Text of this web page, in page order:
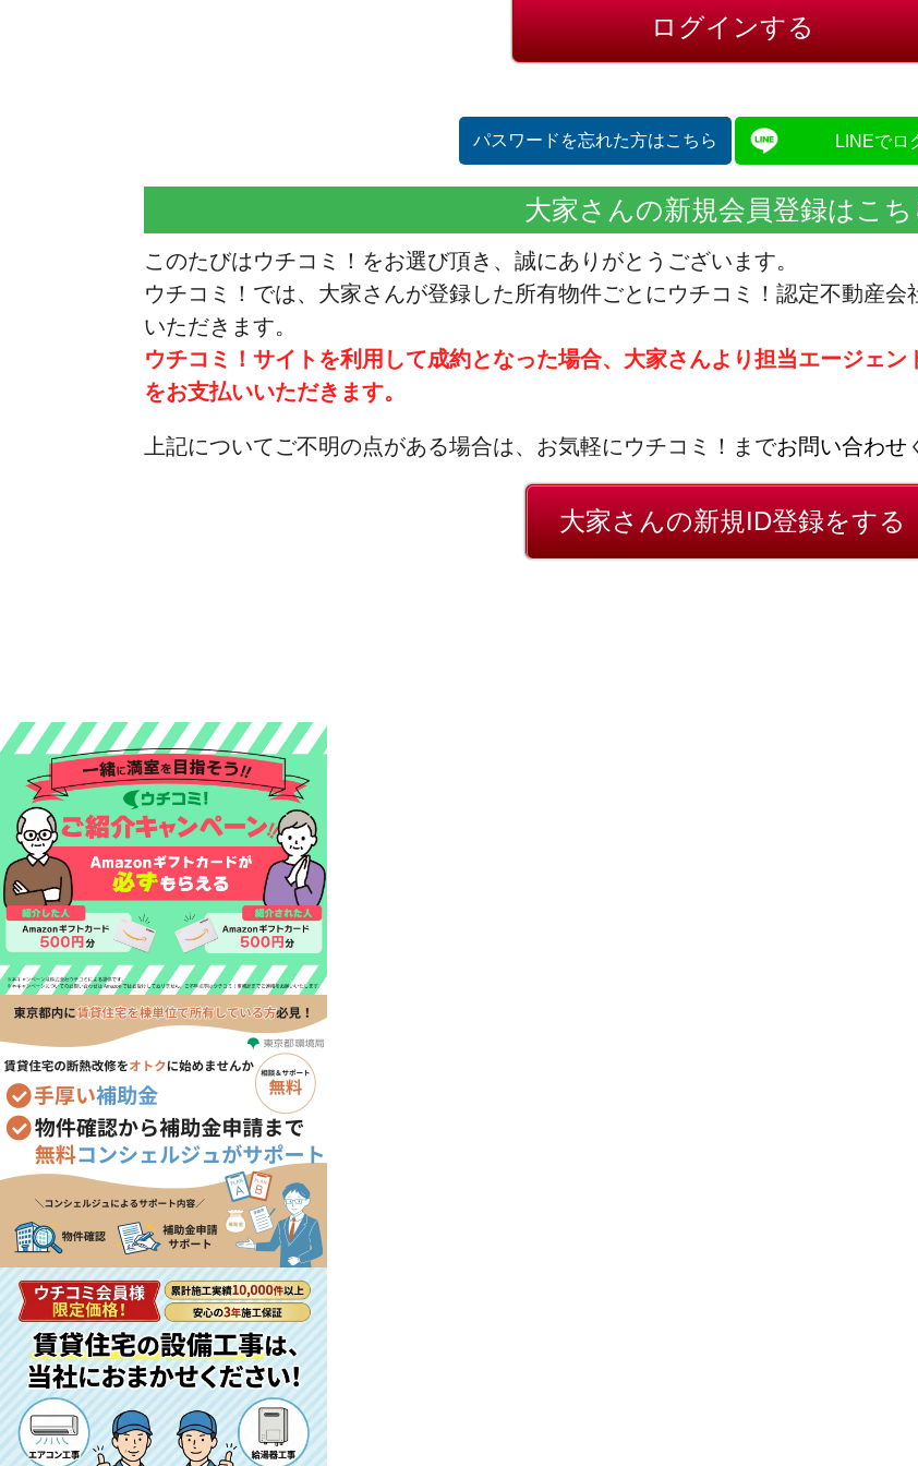
パスワードを忘れた方はこちら LINEでロ
大家さんの新規会員登録はこち
このたびはウチコミ！をお選び頂き、誠にありがとうございます。
ウチコミ！では、大家さんが登録した所有物件ごとにウチコミ！認定不動産
いただきます。
ウチコミ！サイトを利用して成約となった場合、大家さんより担当エージェ
をお支払いいただきます。
上記についてご不明の点がある場合は、お気軽にウチコミ！までお問い合わせ
大家さんの新規ID登録をする